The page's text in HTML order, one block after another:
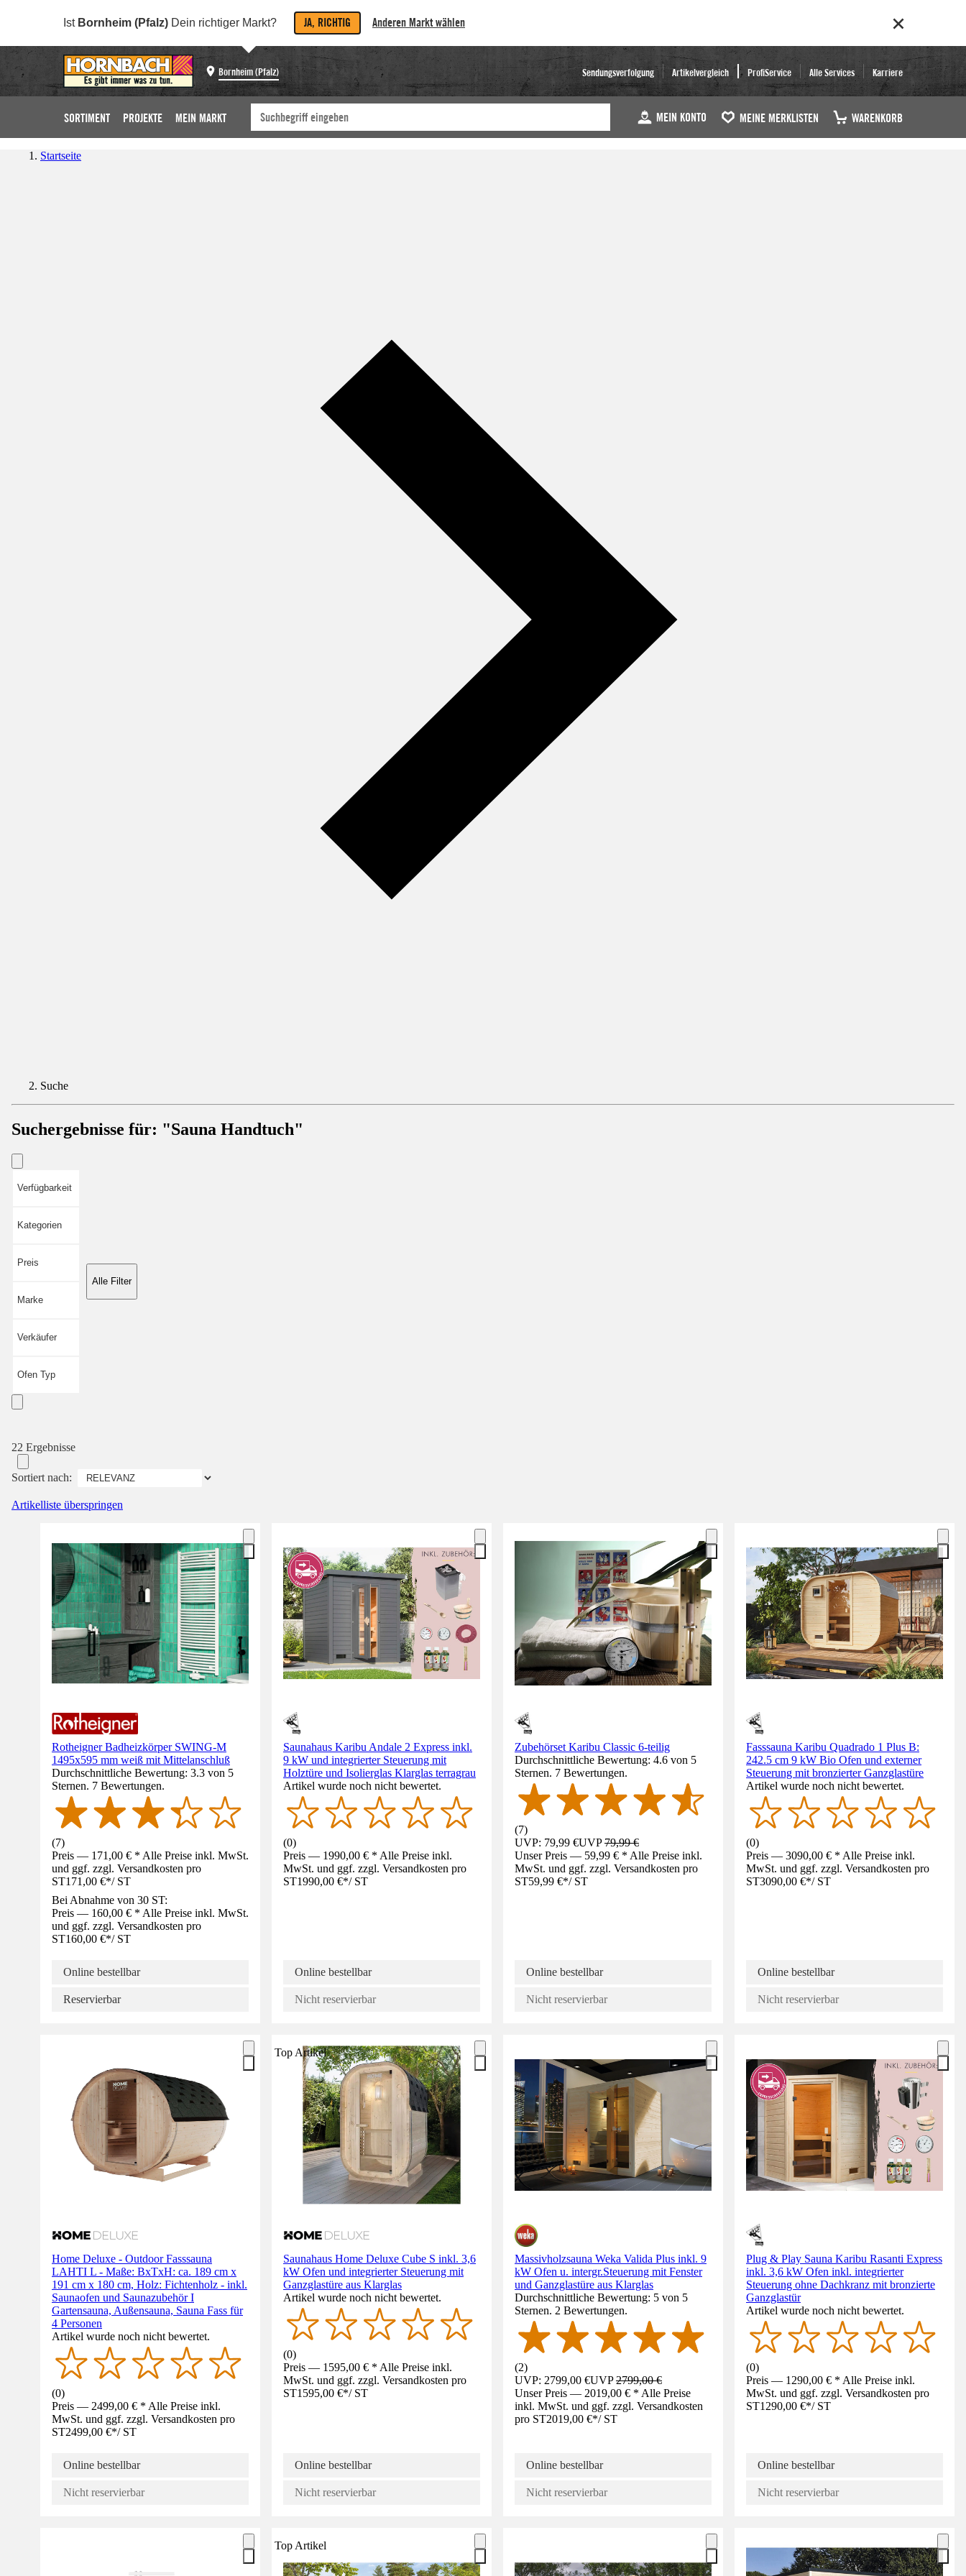
Ist Bornheim (Pfalz) Dein richtiger Markt? JA, RICHTIG Anderen Markt wählen
Bornheim (Pfalz) Sendungsverfolgung Artikelvergleich ProfiService Alle Services Karriere
SORTIMENT PROJEKTE MEIN MARKT MEIN KONTO MEINE MERKLISTEN WARENKORB
Startseite
Suche
Suchergebnisse für: "Sauna Handtuch"
Verfügbarkeit
Kategorien
Preis
Marke
Verkäufer
Ofen Typ
Alle Filter
22 Ergebnisse
Sortiert nach:
Artikelliste überspringen
Rotheigner Badheizkörper SWING-M
1495x595 mm weiß mit Mittelanschluß
Durchschnittliche Bewertung: 3.3 von 5
Sternen. 7 Bewertungen.
(7)
Preis — 171,00 € * Alle Preise inkl. MwSt.
und ggf. zzgl. Versandkosten pro
ST171,00 €*/ ST
Bei Abnahme von 30 ST:
Preis — 160,00 € * Alle Preise inkl. MwSt.
und ggf. zzgl. Versandkosten pro
ST160,00 €*/ ST
Online bestellbar
Reservierbar
Saunahaus Karibu Andale 2 Express inkl.
9 kW und integrierter Steuerung mit
Holztüre und Isolierglas Klarglas terragrau
Artikel wurde noch nicht bewertet.
(0)
Preis — 1990,00 € * Alle Preise inkl.
MwSt. und ggf. zzgl. Versandkosten pro
ST1990,00 €*/ ST
Online bestellbar
Nicht reservierbar
Zubehörset Karibu Classic 6-teilig
Durchschnittliche Bewertung: 4.6 von 5
Sternen. 7 Bewertungen.
(7)
UVP: 79,99 €UVP79,99 €
Unser Preis — 59,99 € * Alle Preise inkl.
MwSt. und ggf. zzgl. Versandkosten pro
ST59,99 €*/ ST
Online bestellbar
Nicht reservierbar
Fasssauna Karibu Quadrado 1 Plus B:
242.5 cm 9 kW Bio Ofen und externer
Steuerung mit bronzierter Ganzglastüre
Artikel wurde noch nicht bewertet.
(0)
Preis — 3090,00 € * Alle Preise inkl.
MwSt. und ggf. zzgl. Versandkosten pro
ST3090,00 €*/ ST
Online bestellbar
Nicht reservierbar
Home Deluxe - Outdoor Fasssauna
LAHTI L - Maße: BxTxH: ca. 189 cm x
191 cm x 180 cm, Holz: Fichtenholz - inkl.
Saunaofen und Saunazubehör I
Gartensauna, Außensauna, Sauna Fass für
4 Personen
Artikel wurde noch nicht bewertet.
(0)
Preis — 2499,00 € * Alle Preise inkl.
MwSt. und ggf. zzgl. Versandkosten pro
ST2499,00 €*/ ST
Online bestellbar
Nicht reservierbar
Top Artikel
Saunahaus Home Deluxe Cube S inkl. 3,6
kW Ofen und integrierter Steuerung mit
Ganzglastüre aus Klarglas
Artikel wurde noch nicht bewertet.
(0)
Preis — 1595,00 € * Alle Preise inkl.
MwSt. und ggf. zzgl. Versandkosten pro
ST1595,00 €*/ ST
Online bestellbar
Nicht reservierbar
Massivholzsauna Weka Valida Plus inkl. 9
kW Ofen u. intergr.Steuerung mit Fenster
und Ganzglastüre aus Klarglas
Durchschnittliche Bewertung: 5 von 5
Sternen. 2 Bewertungen.
(2)
UVP: 2799,00 €UVP2799,00 €
Unser Preis — 2019,00 € * Alle Preise
inkl. MwSt. und ggf. zzgl. Versandkosten
pro ST2019,00 €*/ ST
Online bestellbar
Nicht reservierbar
Plug & Play Sauna Karibu Rasanti Express
inkl. 3,6 kW Ofen inkl. integrierter
Steuerung ohne Dachkranz mit bronzierte
Ganzglastür
Artikel wurde noch nicht bewertet.
(0)
Preis — 1290,00 € * Alle Preise inkl.
MwSt. und ggf. zzgl. Versandkosten pro
ST1290,00 €*/ ST
Online bestellbar
Nicht reservierbar
Top Artikel